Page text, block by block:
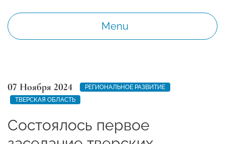
Menu
07 Ноября 2024
РЕГИОНАЛЬНОЕ РАЗВИТИЕ
ТВЕРСКАЯ ОБЛАСТЬ
Состоялось первое